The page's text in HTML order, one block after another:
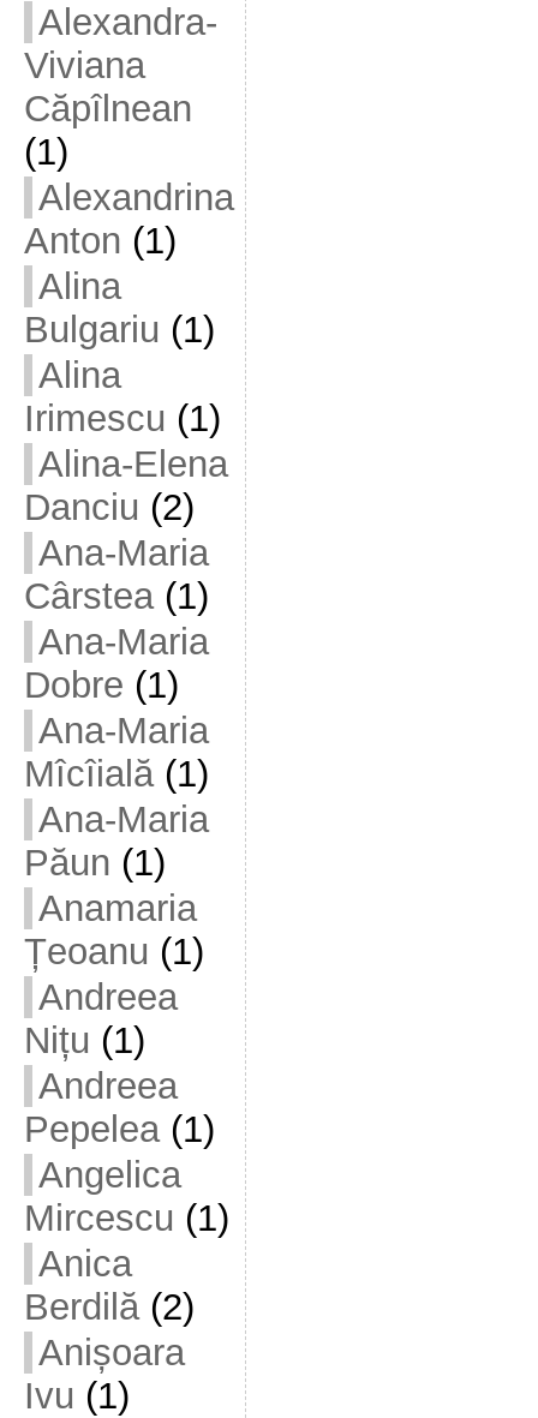
Alexandra-
Viviana
Căpîlnean
(1)
Alexandrina
Anton (1)
Alina
Bulgariu (1)
Alina
Irimescu (1)
Alina-Elena
Danciu (2)
Ana-Maria
Cârstea(1)
Ana-Maria
Dobre (1)
Ana-Maria
Mîcîială(1)
Ana-Maria
Păun (1)
Anamaria
Țeoanu (1)
Andreea
Nițu (1)
Andreea
Pepelea(1)
Angelica
Mircescu (1)
Anica
Berdilă(2)
Anișoara
Ivu (1)